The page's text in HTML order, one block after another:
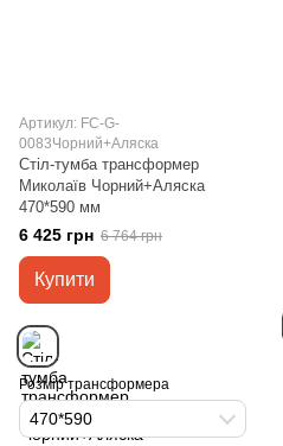
Артикул: FC-G-
0083Чорний+Аляска
Стіл-тумба трансформер
Миколаїв Чорний+Аляска
470*590 мм
6 425 грн 6 764 грн
Купити
Розмір трансформера
470*590